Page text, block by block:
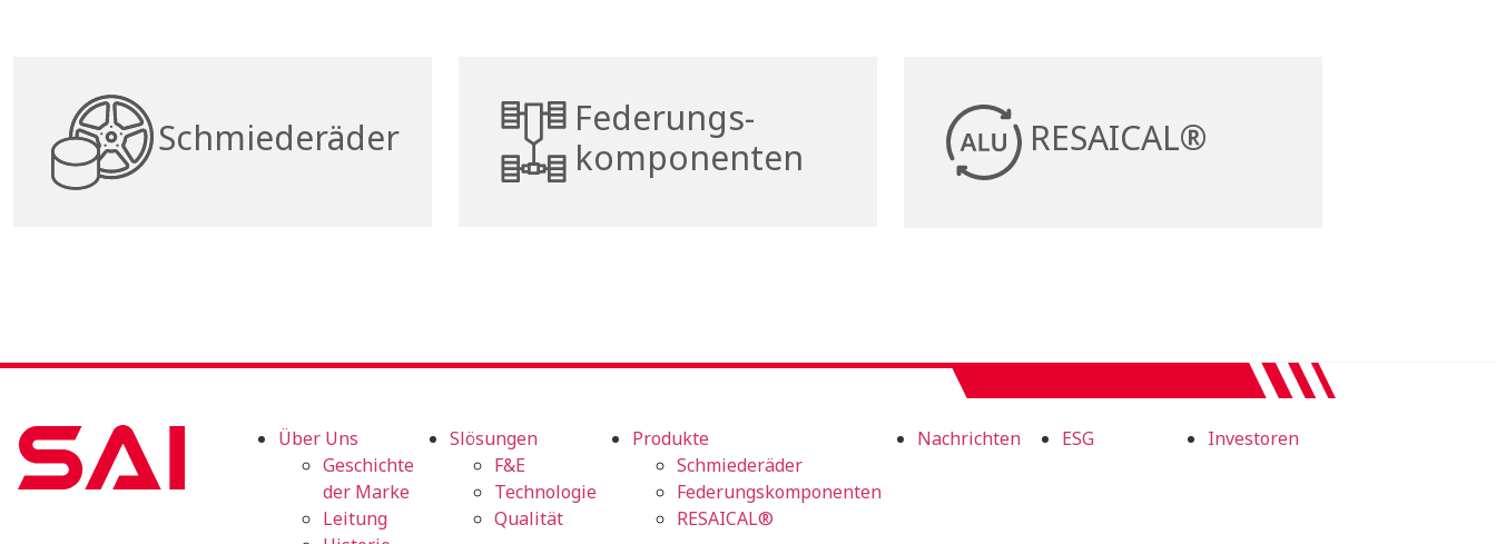
Schmiederäder
Federungs-
komponenten
RESAICAL®
Über Uns
Geschichte
der Marke
Leitung
Slösungen
F&E
Technologie
Qualität
Produkte
Schmiederäder
Federungskomponenten
RESAICAL®
Nachrichten ESG Investoren